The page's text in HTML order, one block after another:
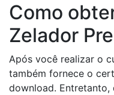
Como
Zelador
Após você realizar o
também fornece o
download.